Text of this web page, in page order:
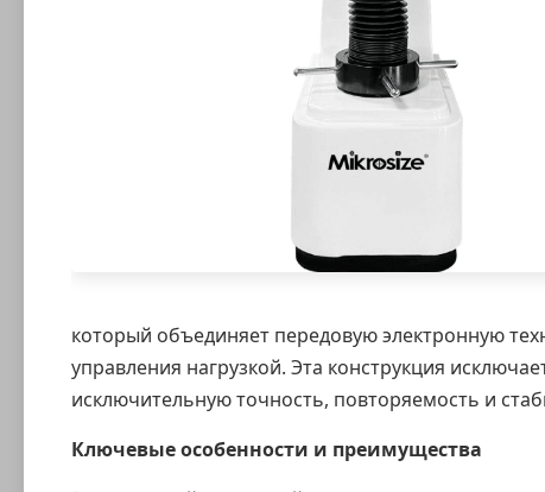
который объединяет передовую электронную
управления нагрузкой. Эта конструкция
исключительную точность, повторяемость и
Ключевые особенности и преимущества